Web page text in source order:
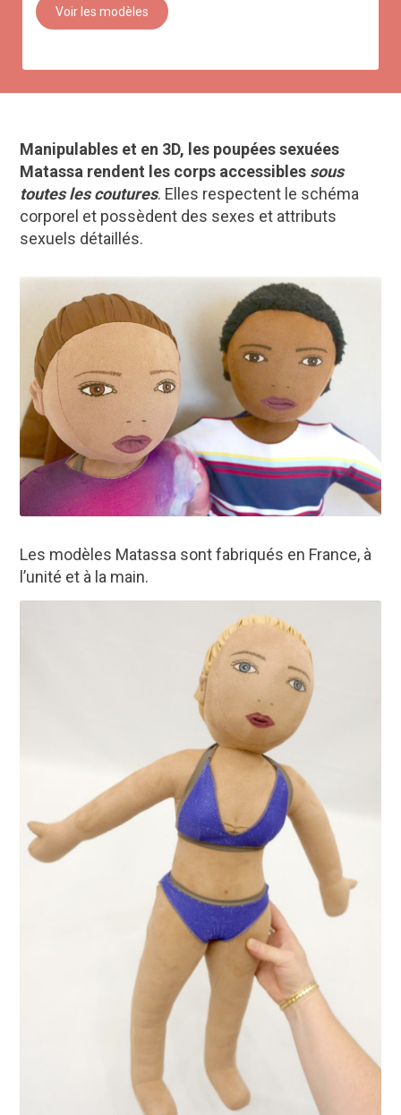
Voir les modèles
Manipulables et en 3D, les poupées sexuées
Matassa rendent les corps accessibles sous
toutes les coutures. Elles respectent le schéma
corporel et possèdent des sexes et attributs
sexuels détaillés.
Les modèles Matassa sont fabriqués en France, à
l’unité et à la main.